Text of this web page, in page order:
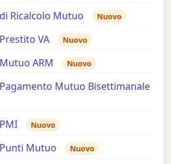
Ricalcolo Mutuo Nuovo
VA Nuovo
ARM Nuovo
Mutuo Bisettimanale
Nuovo
Mutuo Nuovo